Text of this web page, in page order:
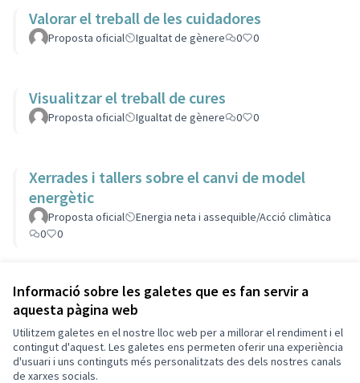
Informació sobre les galetes que es fan servir a
aquesta pàgina web
Utilitzem galetes en el nostre lloc web per a millorar el rendiment i el
contingut d'aquest. Les galetes ens permeten oferir una experiència
d'usuari i uns continguts més personalitzats des dels nostres canals
de xarxes socials.
Valorar el treball de les cuidadores
Proposta oficial Igualtat de gènere 0 0
Visualitzar el treball de cures
Proposta oficial Igualtat de gènere 0 0
Xerrades i tallers sobre el canvi de model
energètic
Proposta oficial
Energia neta i assequible/Acció climàtica
0
0
Veure totes les propostes retirades
Termes i condicions d'ús
Configuració de les galetes
Decidim Sant Cugat a X
Decidim Sant Cugat a Facebook
Decidim Sant Cugat a Instagram
Decidim Sant Cugat a GitHub